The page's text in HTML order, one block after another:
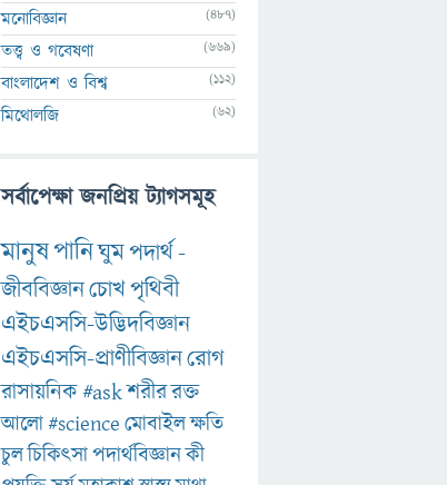
মনোবিজ্ঞান (487)
তত্ত্ব ও গবেষণা (669)
বাংলাদেশ ও বিশ্ব (112)
মিথোলজি (62)
সর্বাপেক্ষা জনপ্রিয় ট্যাগসমূহ
মানুষপানিঘুমপদার্থ-
জীববিজ্ঞানচোখপৃথিবী
এইচএসসি-উদ্ভিদবিজ্ঞান
এইচএসসি-প্রাণীবিজ্ঞানরোগ
রাসায়নিক#askশরীররক্ত
আলো#scienceমোবাইলক্ষতি
চুলচিকিৎসাপদার্থবিজ্ঞানকী